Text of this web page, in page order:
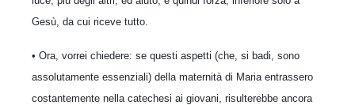
Gesù, da cui riceve tutto.
• Ora, vorrei chiedere: se questi aspetti (che, si badi, sono
assolutamente essenziali) della maternità di Maria entrassero
costantemente nella catechesi ai giovani, risulterebbe ancora